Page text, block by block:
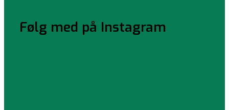
Følg med på Instagram